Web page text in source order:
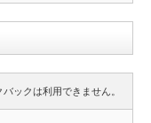
バックは利用できません。